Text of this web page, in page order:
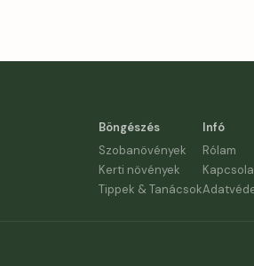
Böngészés
Szobanövények
Kerti növények
Tippek & Tanácsok
Infó
Rólam